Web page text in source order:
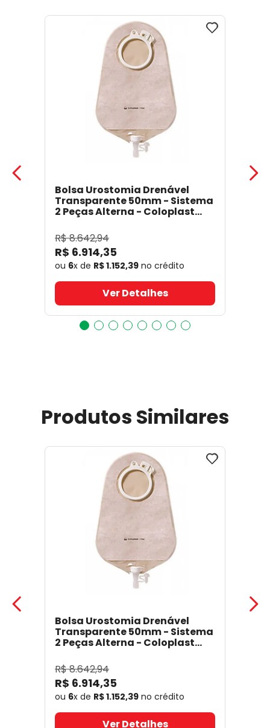
Bolsa Urostomia Drenável
Transparente 50mm - Sistema
2 Peças Alterna - Coloplast
R$8.642,94
R$ 6.914,35
ou 6x de R$1.152,39 no crédito
Ver Detalhes
Produtos Similares
Bolsa Urostomia Drenável
Transparente 50mm - Sistema
2 Peças Alterna - Coloplast
R$8.642,94
R$ 6.914,35
ou 6x de R$1.152,39 no crédito
Ver Detalhes